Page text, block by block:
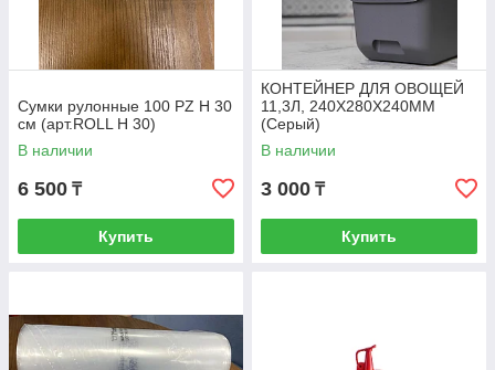
Сумки рулонные 100 PZ H 30
см (арт.ROLL H 30)
В наличии
6 500 ₸
Купить
КОНТЕЙНЕР ДЛЯ ОВОЩЕЙ
11,3Л, 240Х280Х240ММ
(Серый)
В наличии
3 000 ₸
Купить